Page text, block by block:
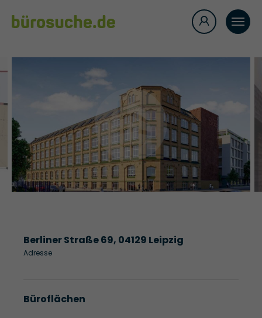
Berliner Straße 69, 04129 Leipzig
Adresse
Büroflächen